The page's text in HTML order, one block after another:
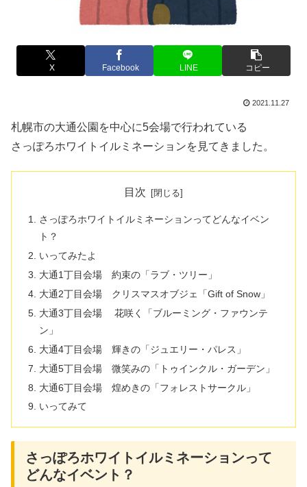
X Facebook LINE コピー
2021.11.27
札幌市の大通公園を中心に5会場で行われている
さっぽろホワイトイルミネーションを見てきました。
目次
さっぽろホワイトイルミネーションってどんなイベン
ト？
いってみたよ
大通1丁目会場 約束の「ラブ・ツリー」
大通2丁目会場 クリスマスオブジェ「Gift of Snow」
大通3丁目会場 花咲く「ブルーミング・ファウンテ
ン」
大通4丁目会場 輝きの「ジュエリー・パレス」
大通5丁目会場 微笑みの「トゥインクル・ガーデン」
大通6丁目会場 煌めきの「フォレストサークル」
いってみて
さっぽろホワイトイルミネーションって
どんなイベント？